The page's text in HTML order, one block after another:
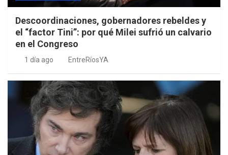
Descoordinaciones, gobernadores rebeldes y
el “factor Tini”: por qué Milei sufrió un calvario
en el Congreso
1 día ago EntreRíosYA